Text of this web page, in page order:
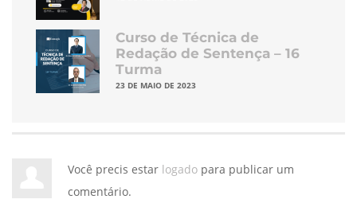
Curso de Técnica de
Redação de Sentença – 16
Turma
23 DE MAIO DE 2023
Você precis estar logado para publicar um
comentário.